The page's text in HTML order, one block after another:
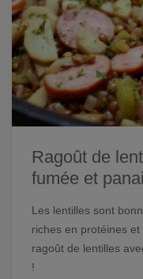
Ragoût de
fumée et
Les lentilles sont
riches en protéines
ragoût de lentilles
!